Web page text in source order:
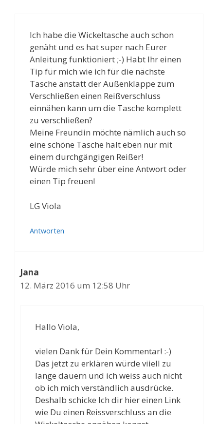
Ich habe die Wickeltasche auch schon
genäht und es hat super nach Eurer
Anleitung funktioniert ;-) Habt Ihr einen
Tip für mich wie ich für die nächste
Tasche anstatt der Außenklappe zum
Verschließen einen Reißverschluss
einnähen kann um die Tasche komplett
zu verschließen?
Meine Freundin möchte nämlich auch so
eine schöne Tasche halt eben nur mit
einem durchgängigen Reißer!
Würde mich sehr über eine Antwort oder
einen Tip freuen!
LG Viola
Antworten
Jana
12. März 2016 um 12:58 Uhr
Hallo Viola,
vielen Dank für Dein Kommentar! :-)
Das jetzt zu erklären würde viiell zu
lange dauern und ich weiss auch nicht
ob ich mich verständlich ausdrücke.
Deshalb schicke Ich dir hier einen Link
wie Du einen Reissverschluss an die